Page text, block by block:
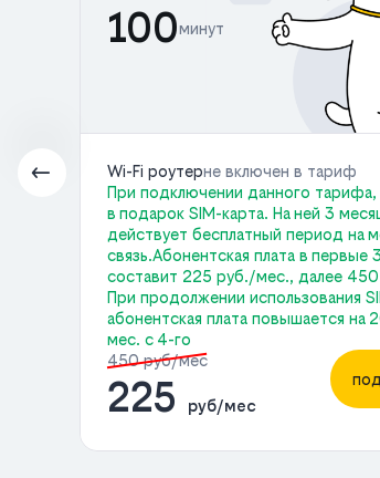
100минут
Wi-Fi роутерне включен в тариф
При подключении данного
в подарок SIM-карта. На ней 3
действует бесплатный период на
связь.Абонентская плата в первые
составит 225 руб./мес., далее
При продолжении использования
абонентская плата повышается на
мес. с 4-го
450 руб/мес
225 руб/мес